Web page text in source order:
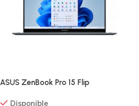
ASUS ZenBook Pro 15 Flip
Disponible